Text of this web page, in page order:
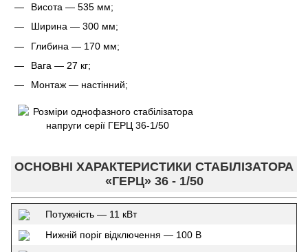
Висота — 535 мм;
Ширина — 300 мм;
Глибина — 170 мм;
Вага — 27 кг;
Монтаж — настінний;
ОСНОВНІ ХАРАКТЕРИСТИКИ СТАБІЛІЗАТОРА
«ГЕРЦ» 36 - 1/50
Потужність — 11 кВт
Нижній поріг відключення — 100 В